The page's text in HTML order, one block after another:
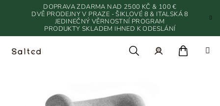
DOPRAVA ZDARMA NAD 2500 KČ & 100 €
DVĚ PRODEJNY V PRAZE - ŠIKLOVÉ 8 & ITALSKÁ 8
JEDINEČNÝ VĚRNOSTNÍ PROGRAM
PRODUKTY SKLADEM IHNED K ODESLÁNÍ